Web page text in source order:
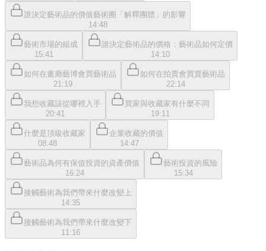
誰決定藝術品的價值藝術圈「解釋團體」的影響
14:48
藝術市場的組成
15:41
誰決定藝術品的價格：藝術品如何定價
14:10
如何在畫廊藝博會買藝術品
21:19
如何在拍賣會買賣藝術品
22:14
我想收藏該從哪裡入手
20:41
買家與收藏家有什麼不同
19:11
什麼是頂級收藏家
08:48
企業收藏的價值
14:47
藝術品為何有保值投資的資產價值
16:24
藝術投資的風險
15:34
接觸藝術為我們帶來什麼改變上
14:35
接觸藝術為我們帶來什麼改變下
11:16